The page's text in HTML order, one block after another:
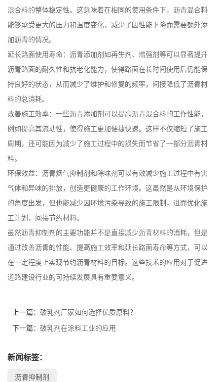
混合料的整体稳定性。这意味着在相同的使用条件下，沥青混合料
能够承受更大的压力和温度变化，减少了因性能下降而需要额外添
加沥青的情况。
延长路面使用寿命：沥青添加剂如再生剂、增强剂等可以显著提升
沥青路面的耐久性和抗老化能力，使得路面在长时间使用后仍能保
持良好的状态，从而减少了维护和修复的频率，间接降低了沥青材
料的总消耗。
改善施工效率：一些沥青添加剂可以提高沥青混合料的工作性能，
例如提高其流动性，使得施工更加便捷快速。这样不仅缩短了施工
周期，还可能因为减少了施工过程中的损失而节省了一部分沥青材
料。
环保效益：沥青烟气抑制剂和除味剂可以有效减少施工过程中有害
气体和异味的排放，创造更健康的工作环境。这虽然是从环境保护
的角度出发，但也能减少因环境污染导致的施工限制，进而优化施
工计划，间接节约材料。
虽然沥青抑制剂的主要功能并不是直接减少沥青材料的消耗，但是
通过改善沥青的性能、提高施工效率和延长路面寿命等方式，可以
在一定程度上实现节约沥青材料的目标。这些技术的应用对于促进
道路建设行业的可持续发展具有重要意义。
上一篇： 破乳剂厂家如何选择优质原料？
下一篇： 破乳剂在涂料工业的应用
新闻标签：
沥青抑制剂